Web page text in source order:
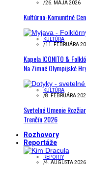
/26. MÁJA 2026
Kultúrno-Komunitné
KULTÚRA
/11. FEBRUÁRA
Kapela ICONITO &
Na Zimné Olympijské
KULTÚRA
/8. FEBRUÁRA
Svetelné Umenie
Trenčín 2026
Rozhovory
Reportáže
REPORTY
/4. AUGUSTA 2026